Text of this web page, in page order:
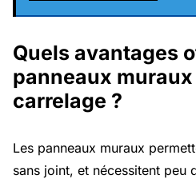
Quels avantages
panneaux
carrelage ?
Les panneaux muraux
sans joint, et nécessitent peu